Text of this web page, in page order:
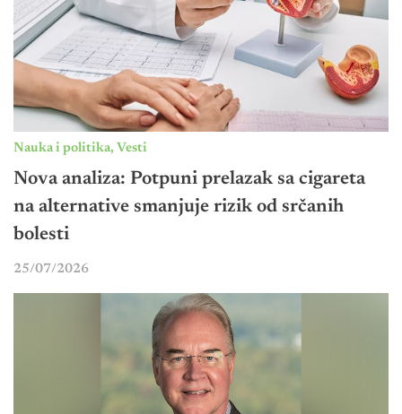
Nauka i politika, Vesti
Nova analiza: Potpuni prelazak sa cigareta
na alternative smanjuje rizik od srčanih
bolesti
25/07/2026